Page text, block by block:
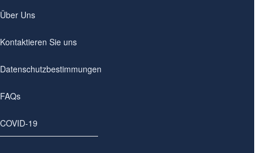
Über Uns
Kontaktieren Sie uns
Datenschutzbestimmungen
FAQs
COVID-19